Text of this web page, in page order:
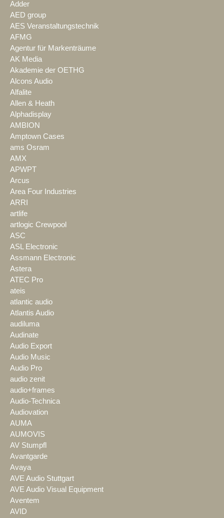
Adder
AED group
AES Veranstaltungstechnik
AFMG
Agentur für Markenträume
AK Media
Akademie der OETHG
Alcons Audio
Alfalite
Allen & Heath
Alphadisplay
AMBION
Amptown Cases
ams Osram
AMX
APWPT
Arcus
Area Four Industries
ARRI
artlife
artlogic Crewpool
ASC
ASL Electronic
Assmann Electronic
Astera
ATEC Pro
ateis
atlantic audio
Atlantis Audio
audiluma
Audinate
Audio Export
Audio Music
Audio Pro
audio zenit
audio+frames
Audio-Technica
Audiovation
AUMA
AUMOVIS
AV Stumpfl
Avantgarde
Avaya
AVE Audio Stuttgart
AVE Audio Visual Equipment
Aventem
AVID